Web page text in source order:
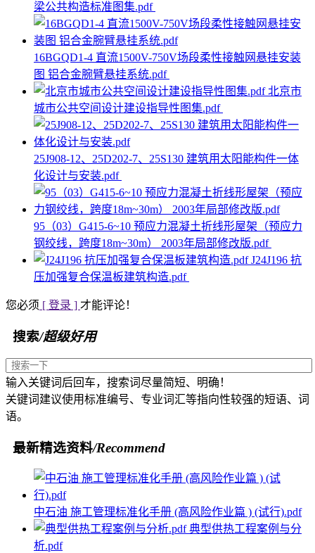
梁公共构造标准图集.pdf
16BGQD1-4 直流1500V-750V场段柔性接触网悬挂安装
图 铝合金腕臂悬挂系统.pdf
北京市
城市公共空间设计建设指导性图集.pdf
25J908-12、25D202-7、25S130 建筑用太阳能构件一体
化设计与安装.pdf
95（03）G415-6~10 预应力混凝土折线形屋架（预应力
钢绞线，跨度18m~30m） 2003年局部修改版.pdf
J24J196 抗
压加强复合保温板建筑构造.pdf
您必须 [ 登录 ] 才能评论！
搜索/超级好用
输入关键词后回车，搜索词尽量简短、明确！
关键词建议使用标准编号、专业词汇等指向性较强的短语、词
语。
最新精选资料/Recommend
中石油 施工管理标准化手册 (高风险作业篇 ) (试行).pdf
典型供热工程案例与分
析.pdf